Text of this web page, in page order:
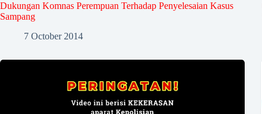
Dukungan Komnas Perempuan Terhadap Penyelesaian Kasus
Sampang
7 October 2014